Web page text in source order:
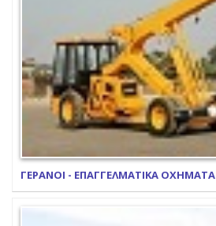
ΓΕΡΑΝΟΙ - ΕΠΑΓΓΕΛΜΑΤΙΚΑ ΟΧΗΜΑΤΑ